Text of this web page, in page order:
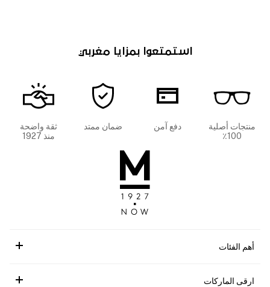
استمتعوا بمزايا مغربي
منتجات أصلية
100٪
دفع آمن ضمان ممتد
ثقة واضحة
منذ 1927
أهم الفئات
ارقى الماركات